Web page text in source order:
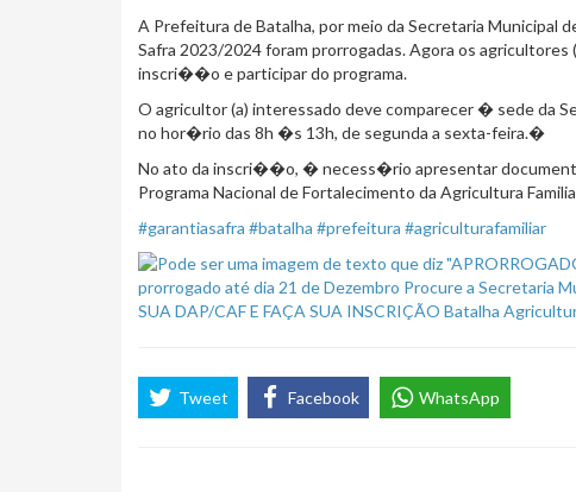
A Prefeitura de Batalha, por meio da Secretaria Municipal
Safra 2023/2024 foram prorrogadas. Agora os
inscri��o e participar do programa.
O agricultor (a) interessado deve comparecer � sede da
no hor�rio das 8h �s 13h, de segunda a sexta-feira.�
No ato da inscri��o, � necess�rio apresentar
Programa Nacional de Fortalecimento da Agricultura
#garantiasafra #batalha #prefeitura #agriculturafamiliar
Tweet Facebook WhatsApp